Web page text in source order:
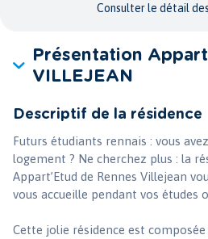
Consulter le détail
Présentation
VILLEJEAN
Descriptif de la résidence
Futurs étudiants rennais : vous
logement ? Ne cherchez plus : la
Appart’Etud de Rennes Villejean
vous accueille pendant vos études
Cette jolie résidence est